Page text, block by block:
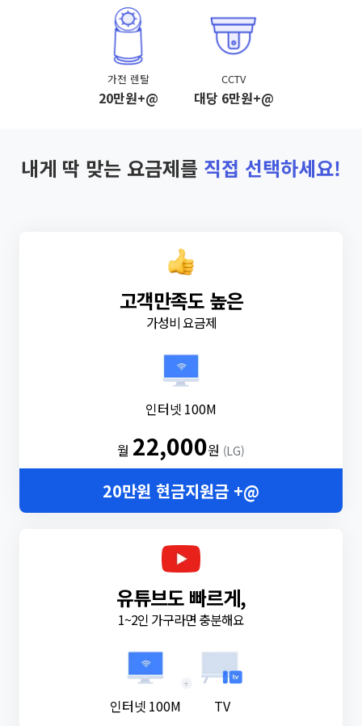
가전 렌탈
20만원+@
CCTV
대당 6만원+@
내게 딱 맞는 요금제를 직접 선택하세요!
고객만족도 높은
가성비 요금제
인터넷 100M
월 22,000원 (LG)
20만원 현금지원금 +@
유튜브도 빠르게,
1~2인 가구라면 충분해요
인터넷 100M
+
TV